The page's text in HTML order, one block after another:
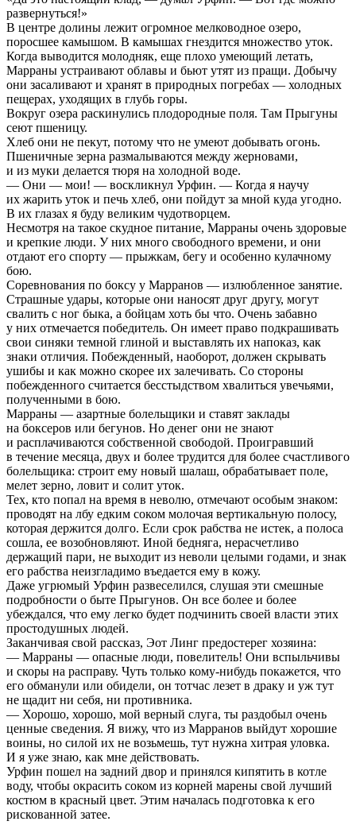
развернуться!»
В центре долины лежит огромное мелководное озеро,
поросшее камышом. В камышах гнездится множество уток.
Когда выводится молодняк, еще плохо умеющий летать,
Марраны устраивают облавы и бьют утят из пращи. Добычу
они засаливают и хранят в природных погребах — холодных
пещерах, уходящих в глубь горы.
Вокруг озера раскинулись плодородные поля. Там Прыгуны
сеют пшеницу.
Хлеб они не пекут, потому что не умеют добывать огонь.
Пшеничные зерна размалываются между жерновами,
и из муки делается тюря на холодной воде.
— Они — мои! — воскликнул Урфин. — Когда я научу
их жарить уток и печь хлеб, они пойдут за мной куда угодно.
В их глазах я буду великим чудотворцем.
Несмотря на такое скудное питание, Марраны очень здоровые
и крепкие люди. У них много свободного времени, и они
отдают его спорту — прыжкам, бегу и особенно кулачному
бою.
Соревнования по боксу у Марранов — излюбленное занятие.
Страшные удары, которые они наносят друг другу, могут
свалить с ног быка, а бойцам хоть бы что. Очень забавно
у них отмечается победитель. Он имеет право подкрашивать
свои синяки темной глиной и выставлять их напоказ, как
знаки отличия. Побежденный, наоборот, должен скрывать
ушибы и как можно скорее их залечивать. Со стороны
побежденного считается бесстыдством хвалиться увечьями,
полученными в бою.
Марраны — азартные болельщики и ставят заклады
на боксеров или бегунов. Но денег они не знают
и расплачиваются собственной свободой. Проигравший
в течение месяца, двух и более трудится для более счастливого
болельщика: строит ему новый шалаш, обрабатывает поле,
мелет зерно, ловит и солит уток.
Тех, кто попал на время в неволю, отмечают особым знаком:
проводят на лбу едким соком молочая вертикальную полосу,
которая держится долго. Если срок рабства не истек, а полоса
сошла, ее возобновляют. Иной бедняга, нерасчетливо
держащий пари, не выходит из неволи целыми годами, и знак
его рабства неизгладимо въедается ему в кожу.
Даже угрюмый Урфин развеселился, слушая эти смешные
подробности о быте Прыгунов. Он все более и более
убеждался, что ему легко будет подчинить своей власти этих
простодушных людей.
Заканчивая свой рассказ, Эот Линг предостерег хозяина:
— Марраны — опасные люди, повелитель! Они вспыльчивы
и скоры на расправу. Чуть только кому-нибудь покажется, что
его обманули или обидели, он тотчас лезет в драку и уж тут
не щадит ни себя, ни противника.
— Хорошо, хорошо, мой верный слуга, ты раздобыл очень
ценные сведения. Я вижу, что из Марранов выйдут хорошие
воины, но силой их не возьмешь, тут нужна хитрая уловка.
И я уже знаю, как мне действовать.
Урфин пошел на задний двор и принялся кипятить в котле
воду, чтобы окрасить соком из корней марены свой лучший
костюм в красный цвет. Этим началась подготовка к его
рискованной затее.